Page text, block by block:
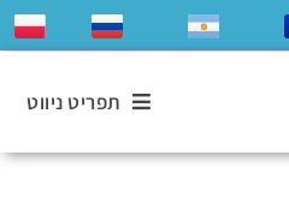
תפריט ניווט